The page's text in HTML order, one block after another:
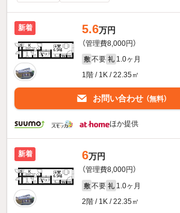
新着 5.6万円
（管理費8,000円）
敷 不要 礼 1.0ヶ月
1階 / 1K / 22.35㎡
お問い合わせ （無料）
ほか提供
新着 6万円
（管理費8,000円）
敷 不要 礼 1.0ヶ月
2階 / 1K / 22.35㎡